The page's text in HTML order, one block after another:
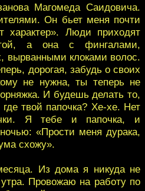
Магомеда Саидовича.
Он бьет меня почти
характер». Люди приходят
а она с фингалами,
вырванными клоками волос.
дорогая, забудь о своих
не нужна, ты теперь не
И будешь делать то,
твой папочка? Хе-хе. Нет
Я тебе и папочка, и
«Прости меня дурака,
схожу».
Из дома я никуда не
Провожаю на работу по